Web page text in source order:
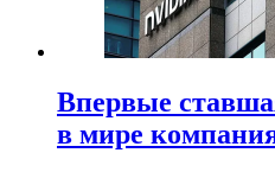
Впервые
в мире